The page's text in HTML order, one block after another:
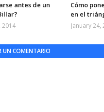
antes de un
2014
Cómo
en el
January 24,
UN COMENTARIO